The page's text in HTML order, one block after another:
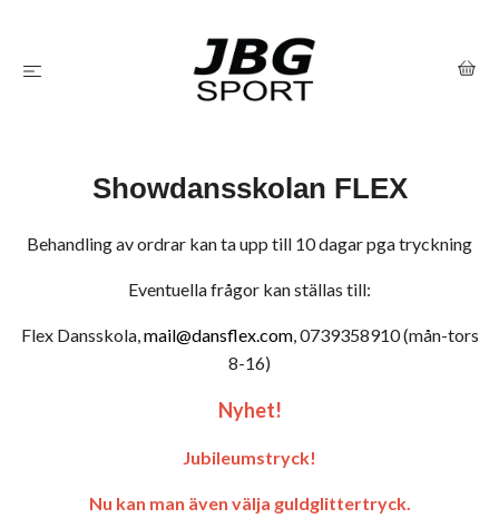
Showdansskolan FLEX
Behandling av ordrar kan ta upp till 10 dagar pga tryckning
Eventuella frågor kan ställas till:
Flex Dansskola,mail@dansflex.com, 0739358910 (mån-tors
8-16)
Nyhet!
Jubileumstryck!
Nu kan man även välja guldglittertryck.